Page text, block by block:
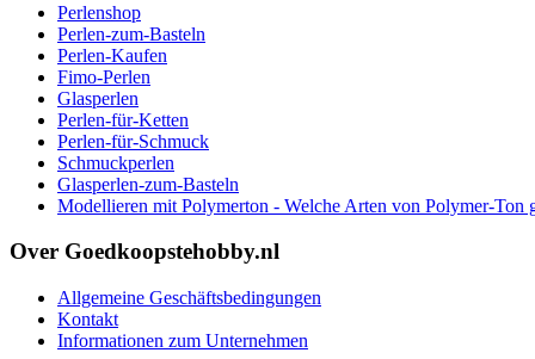
Perlenshop
Perlen-zum-Basteln
Perlen-Kaufen
Fimo-Perlen
Glasperlen
Perlen-für-Ketten
Perlen-für-Schmuck
Schmuckperlen
Glasperlen-zum-Basteln
Modellieren mit Polymerton - Welche Arten von Polymer-Ton
Over Goedkoopstehobby.nl
Allgemeine Geschäftsbedingungen
Kontakt
Informationen zum Unternehmen